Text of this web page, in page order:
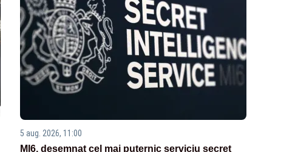
5 aug. 2026, 11:00
MI6, desemnat cel mai puternic serviciu secret